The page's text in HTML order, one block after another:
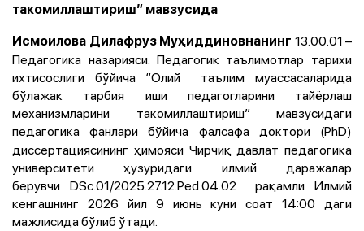
такомиллаштириш” мавзусида
Исмоилова Дилафруз Муҳиддиновнанинг 13.00.01 –
Педагогика назарияси. Педагогик таълимотлар тарихи
ихтисослиги бўйича “Олий таълим муассасаларида
бўлажак тарбия иши педагогларини тайёрлаш
механизмларини такомиллаштириш” мавзусидаги
педагогика фанлари бўйича фалсафа доктори (PhD)
диссертациясининг ҳимояси Чирчиқ давлат педагогика
университети ҳузуридаги илмий даражалар
берувчи DSc.01/2025.27.12.Ped.04.02 рақамли Илмий
кенгашнинг 2026 йил 9 июнь куни соат 14:00 даги
мажлисида бўлиб ўтади.